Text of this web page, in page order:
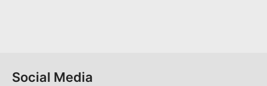
Social Media